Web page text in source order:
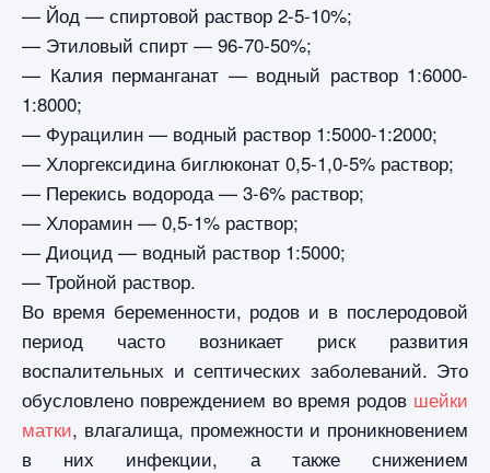
— Йод — спиртовой раствор 2-5-10%;
— Этиловый спирт — 96-70-50%;
— Калия перманганат — водный раствор 1:6000-
1:8000;
— Фурацилин — водный раствор 1:5000-1:2000;
— Хлоргексидина биглюконат 0,5-1,0-5% раствор;
— Перекись водорода — 3-6% раствор;
— Хлорамин — 0,5-1% раствор;
— Диоцид — водный раствор 1:5000;
— Тройной раствор.
Во время беременности, родов и в послеродовой
период часто возникает риск развития
воспалительных и септических заболеваний. Это
обусловлено повреждением во время родов шейки
матки, влагалища, промежности и проникновением
в них инфекции, а также снижением